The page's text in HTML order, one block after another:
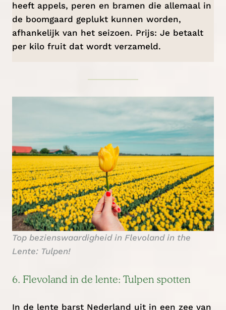
heeft appels, peren en bramen die allemaal in
de boomgaard geplukt kunnen worden,
afhankelijk van het seizoen. Prijs: Je betaalt
per kilo fruit dat wordt verzameld.
Top bezienswaardigheid in Flevoland in the
Lente: Tulpen!
6. Flevoland in de lente: Tulpen spotten
In de lente barst Nederland uit in een zee van